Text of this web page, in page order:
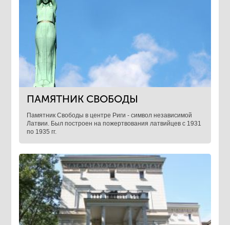
ПАМЯТНИК СВОБОДЫ
Памятник Свободы в центре Риги - символ независимой
Латвии. Был построен на пожертвования латвийцев с 1931
по 1935 гг.